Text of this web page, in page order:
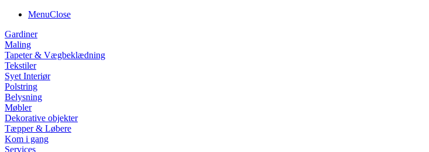
MenuClose
Gardiner
Maling
Tapeter & Vægbeklædning
Tekstiler
Syet Interiør
Polstring
Belysning
Møbler
Dekorative objekter
Tæpper & Løbere
Kom i gang
Services